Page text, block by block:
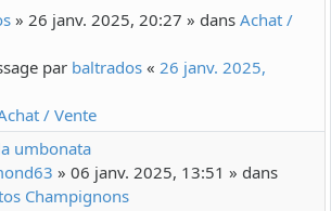
» 26 janv. 2025, 20:27 » dans Achat /
par baltrados « 26 janv. 2025,
/ Vente
umbonata
» 06 janv. 2025, 13:51 » dans
Champignons